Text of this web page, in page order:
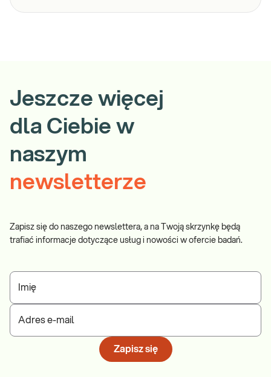
Jeszcze więcej
dla Ciebie w
naszym
newsletterze
Zapisz się do naszego newslettera, a na Twoją skrzynkę będą
trafiać informacje dotyczące usług i nowości w ofercie badań.
Imię
Adres e-mail
Zapisz się